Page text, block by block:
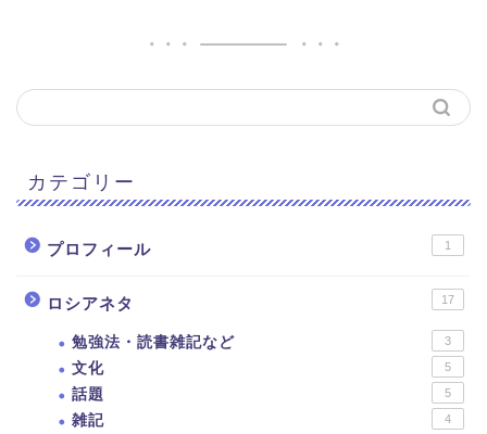
カテゴリー
プロフィール 1
ロシアネタ 17
勉強法・読書雑記など 3
文化 5
話題 5
雑記 4